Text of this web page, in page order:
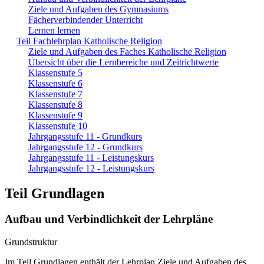
Ziele und Aufgaben des Gymnasiums
Fächerverbindender Unterricht
Lernen lernen
Teil Fachlehrplan Katholische Religion
Ziele und Aufgaben des Faches Katholische Religion
Übersicht über die Lernbereiche und Zeitrichtwerte
Klassenstufe 5
Klassenstufe 6
Klassenstufe 7
Klassenstufe 8
Klassenstufe 9
Klassenstufe 10
Jahrgangsstufe 11 - Grundkurs
Jahrgangsstufe 12 - Grundkurs
Jahrgangsstufe 11 - Leistungskurs
Jahrgangsstufe 12 - Leistungskurs
Teil Grundlagen
Aufbau und Verbindlichkeit der Lehrpläne
Grundstruktur